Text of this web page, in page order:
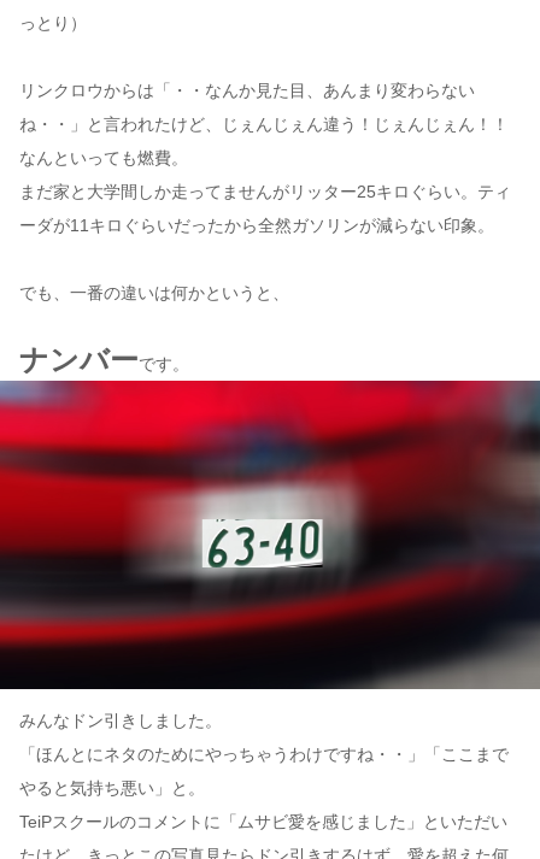
っとり）
リンクロウからは「・・なんか見た目、あんまり変わらない
ね・・」と言われたけど、じぇんじぇん違う！じぇんじぇん！！
なんといっても燃費。
まだ家と大学間しか走ってませんがリッター25キロぐらい。ティ
ーダが11キロぐらいだったから全然ガソリンが減らない印象。
でも、一番の違いは何かというと、
ナンバーです。
みんなドン引きしました。
「ほんとにネタのためにやっちゃうわけですね・・」「ここまで
やると気持ち悪い」と。
TeiPスクールのコメントに「ムサビ愛を感じました」といただい